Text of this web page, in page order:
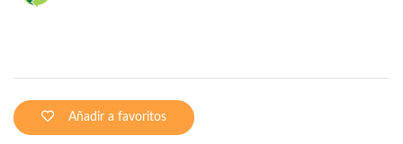
Añadir a favoritos